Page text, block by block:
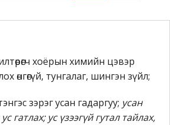
хоёрын химийн цэвэр
өнгөгүй, тунгалаг, шингэн зүйл;
зэрэг усан гадаргуу; усан
гатлах; ус үзээгүй гутал тайлах,